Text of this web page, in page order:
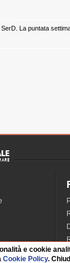
La puntata
e cookie
Cookie Policy.